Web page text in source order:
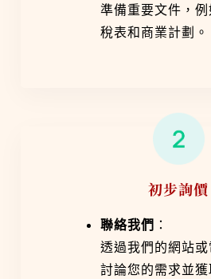
準備重要文件，
稅表和商業計劃。
初步詢價
聯絡我們 ：
透過我們的網站或
討論您的需求並獲